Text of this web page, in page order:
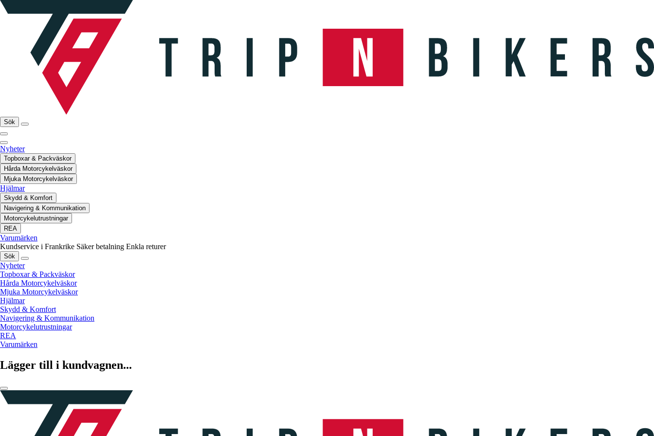
Sök
Nyheter
Topboxar & Packväskor
Hårda Motorcykelväskor
Mjuka Motorcykelväskor
Hjälmar
Skydd & Komfort
Navigering & Kommunikation
Motorcykelutrustningar
REA
Varumärken
Kundservice i Frankrike Säker betalning Enkla returer
Sök
Nyheter
Topboxar & Packväskor
Hårda Motorcykelväskor
Mjuka Motorcykelväskor
Hjälmar
Skydd & Komfort
Navigering & Kommunikation
Motorcykelutrustningar
REA
Varumärken
Lägger till i kundvagnen...